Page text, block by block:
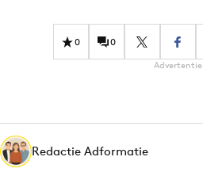
Effectiviteit
Gedragsverandering
Martech
Media
Merkstrategie
0 0
Advertentie
Redactie Adformatie